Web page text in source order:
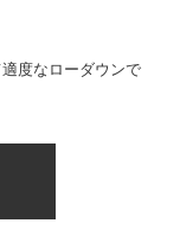
度なローダウンで